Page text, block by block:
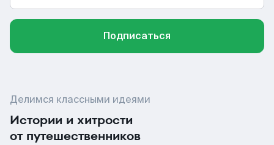
Подписаться
Делимся классными идеями
Истории и хитрости
от путешественников